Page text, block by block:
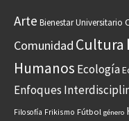
Arte Bienestar Universitario
Comunidad Cultura
Humanos Ecología
Enfoques
Filosofía Frikismo Fútbol género